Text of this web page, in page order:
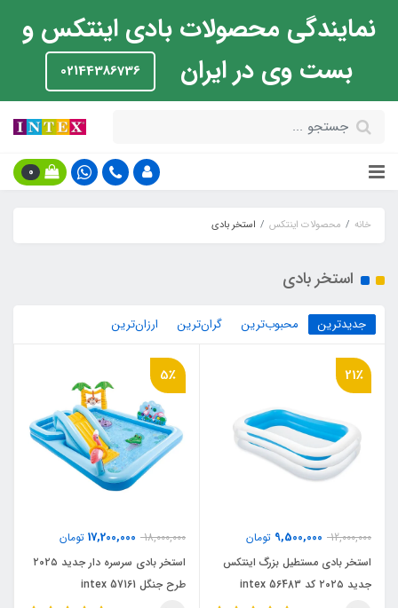
نمایندگی محصولات بادی اینتکس و
بست وی در ایران
02144386736
0
خانه محصولات اینتکس استخر بادی
استخر بادی
جدیدترین محبوب‌ترین گران‌ترین ارزان‌ترین
21٪
12,000,000
9,500,000 تومان
استخر بادی مستطیل بزرگ اینتکس
جدید ۲۰۲۵ کد intex 56483
5٪
18,000,000
17,200,000 تومان
استخر بادی سرسره دار جدید ۲۰۲۵
طرح جنگل intex 57161